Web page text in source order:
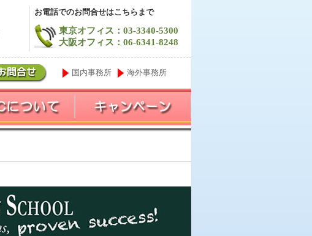
お電話でのお問合せはこちらまで
東京オフィス：03-3340-5300
大阪オフィス：06-6341-8248
国内事務所 海外事務所